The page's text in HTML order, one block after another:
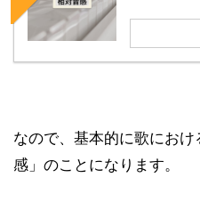
なので、基本的に歌にお
感」のことになります。